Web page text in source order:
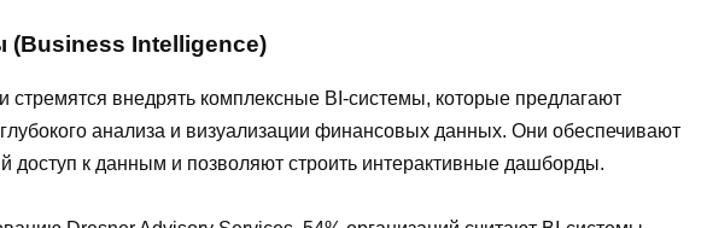
(Business Intelligence)
стремятся внедрять комплексные BI-системы, которые предлагают
анализа и визуализации финансовых данных. Они обеспечивают
доступ к данным и позволяют строить интерактивные дашборды.